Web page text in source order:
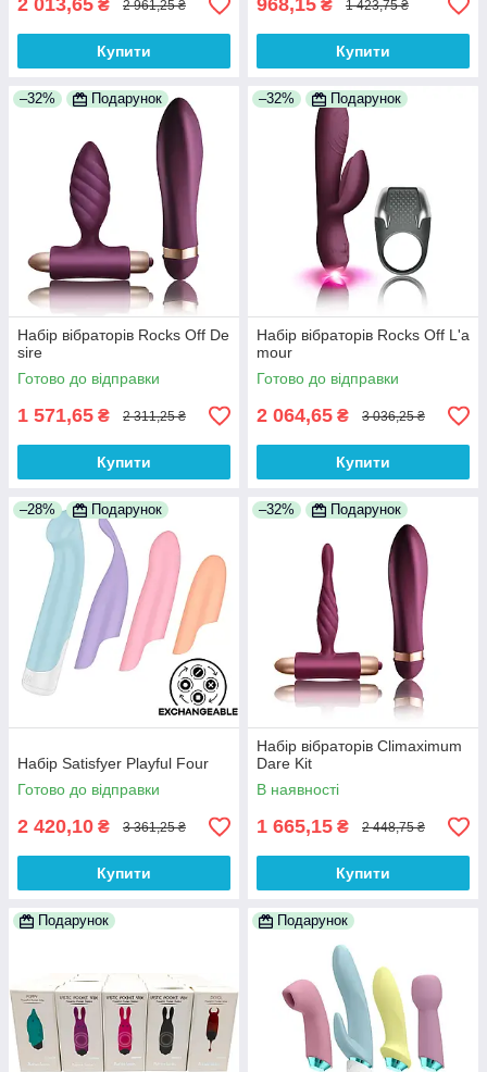
2 013,65 ₴ 2 961,25 ₴
Купити
968,15 ₴ 1 423,75 ₴
Купити
–32% Подарунок
Набір вібраторів Rocks Off De
sire
Готово до відправки
1 571,65 ₴ 2 311,25 ₴
Купити
–32% Подарунок
Набір вібраторів Rocks Off L'a
mour
Готово до відправки
2 064,65 ₴ 3 036,25 ₴
Купити
–28% Подарунок
Набір Satisfyer Playful Four
Готово до відправки
2 420,10 ₴ 3 361,25 ₴
Купити
–32% Подарунок
Набір вібраторів Climaximum
Dare Kit
В наявності
1 665,15 ₴ 2 448,75 ₴
Купити
Подарунок Подарунок